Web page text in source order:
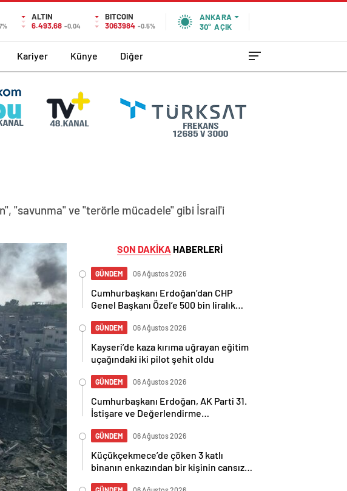
ALTIN
6.493,68 -0,04
BITCOIN
3063984 -0.5%
ANKARA
30° AÇIK
Kariyer Künye Diğer
"savunma" ve "terörle mücadele" gibi İsrail'i
SON DAKİKA HABERLERİ
GÜNDEM 06 Ağustos 2026
Cumhurbaşkanı Erdoğan’dan CHP
Genel Başkanı Özel’e 500 bin liralık
GÜNDEM 06 Ağustos 2026
Kayseri’de kaza kırıma uğrayan eğitim
uçağındaki iki pilot şehit oldu
GÜNDEM 06 Ağustos 2026
Cumhurbaşkanı Erdoğan, AK Parti 31.
İstişare ve Değerlendirme
GÜNDEM 06 Ağustos 2026
Küçükçekmece’de çöken 3 katlı
binanın enkazından bir kişinin cansız